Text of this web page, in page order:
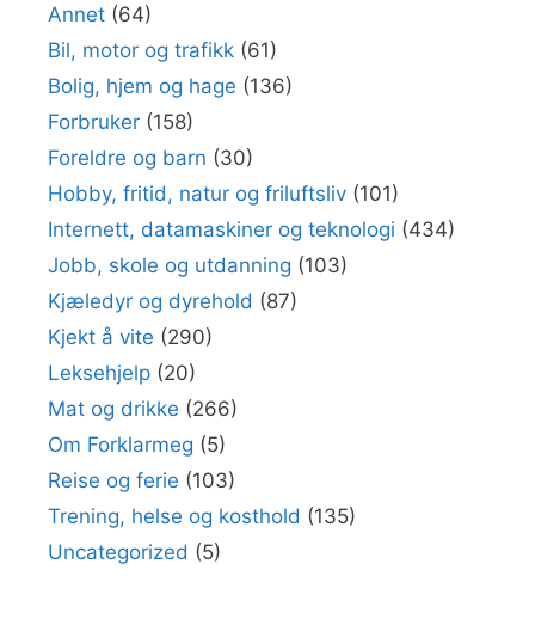
Annet (64)
Bil, motor og trafikk (61)
Bolig, hjem og hage (136)
Forbruker (158)
Foreldre og barn (30)
Hobby, fritid, natur og friluftsliv (101)
Internett, datamaskiner og teknologi (434)
Jobb, skole og utdanning (103)
Kjæledyr og dyrehold (87)
Kjekt å vite (290)
Leksehjelp (20)
Mat og drikke (266)
Om Forklarmeg (5)
Reise og ferie (103)
Trening, helse og kosthold (135)
Uncategorized (5)